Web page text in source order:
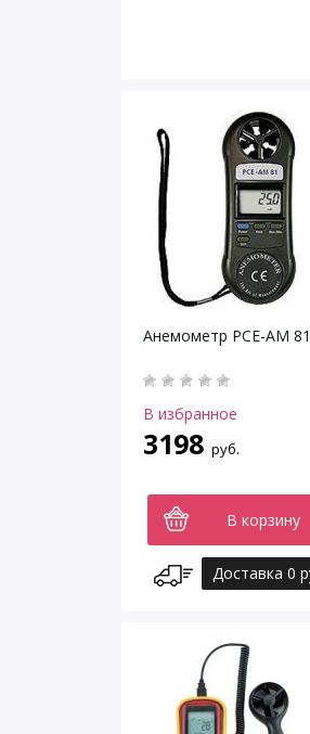
Анемометр PCE-AM 81
В избранное
3198 руб.
В корзину
Доставка 0